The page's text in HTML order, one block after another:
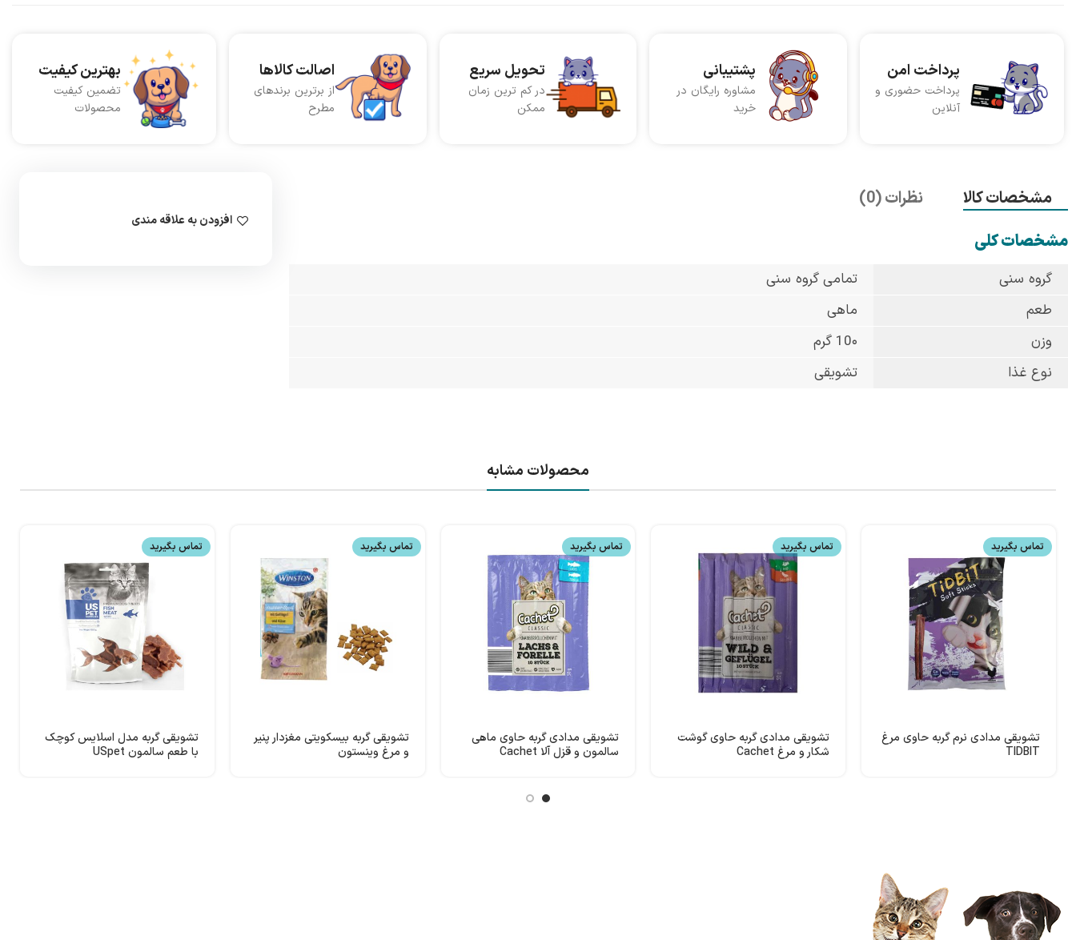
پرداخت امن
پرداخت حضوری و
آنلاین
پشتیبانی
مشاوره رایگان در
خرید
تحویل سریع
در کم ترین زمان
ممکن
اصالت کالاها
از برترین برندهای
مطرح
بهترین کیفیت
تضمین کیفیت
محصولات
مشخصات کالا
نظرات (0)
مشخصات کلی
گروه سنی
تمامی گروه سنی
طعم
ماهی
وزن
10۰ گرم
نوع غذا
تشویقی
افزودن به علاقه مندی
محصولات مشابه
تماس بگیرید
تشویقی مدادی نرم گربه حاوی مرغ
TIDBIT
تماس بگیرید
تشویقی مدادی گربه حاوی گوشت
شکار و مرغ Cachet
تماس بگیرید
تشویقی مدادی گربه حاوی ماهی
سالمون و قزل آلا Cachet
تماس بگیرید
تشویقی گربه بیسکویتی مغزدار پنیر
و مرغ وینستون
تماس بگیرید
تشویقی گربه مدل اسلایس کوچک
با طعم سالمون USpet